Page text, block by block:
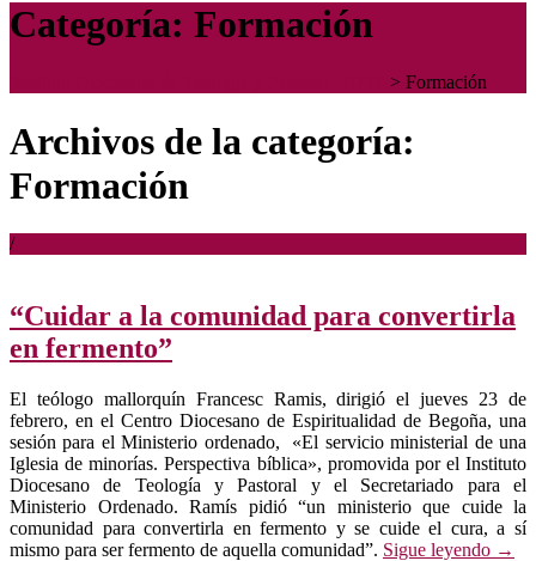
Categoría: Formación
> Formación
Archivos de la categoría:
Formación
/
“Cuidar a la comunidad para convertirla
en fermento”
El teólogo mallorquín Francesc Ramis, dirigió el jueves 23 de
febrero, en el Centro Diocesano de Espiritualidad de Begoña, una
sesión para el Ministerio ordenado, «El servicio ministerial de una
Iglesia de minorías. Perspectiva bíblica», promovida por el Instituto
Diocesano de Teología y Pastoral y el Secretariado para el
Ministerio Ordenado. Ramís pidió “un ministerio que cuide la
comunidad para convertirla en fermento y se cuide el cura, a sí
mismo para ser fermento de aquella comunidad”. Sigue leyendo →